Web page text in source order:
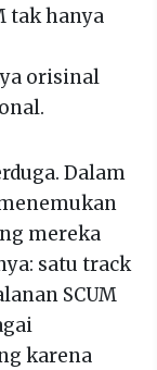
tak hanya
orisinal
Dalam
mereka
satu track
SCUM
karena